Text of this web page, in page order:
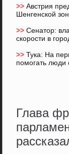
>>Австрия
Шенгенской
>>Сенатор:
скорости в
>>Тука: На
помогать люди
Глава